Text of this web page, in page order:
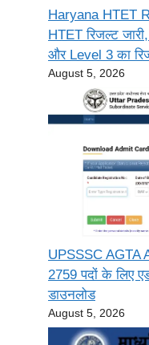
Haryana HTET
HTET रिजल्ट
और Level 3 का
August 5, 2026
UPSSSC AGTA
2759 पदों के लिए
डाउनलोड
August 5, 2026